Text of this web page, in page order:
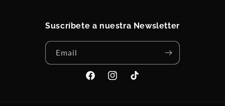
Suscríbete a nuestra Newsletter
Email
FacebookInstagramTikTok